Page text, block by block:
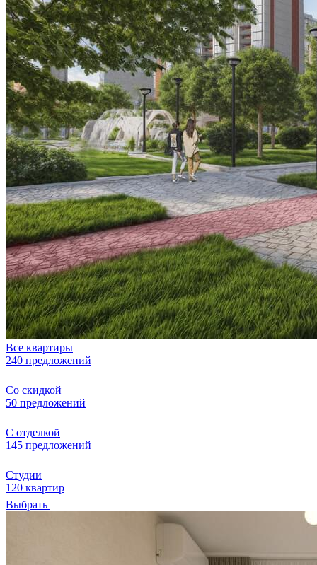
Все квартиры
240 предложений
Со скидкой
50 предложений
С отделкой
145 предложений
Студии
120 квартир
Выбрать